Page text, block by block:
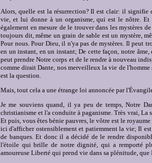
Alors, quelle est la résurrection? Il est clair: il signifie
vie, et lui donne à un organisme, qui est le nôtre. Et
également en mesure de le trouver dans les mystères
toujours dit, même un grain de sable est un mystère,
Pour nous. Pour Dieu, il n'ya pas de mystères. Il peut
en un instant, en un instant; De cette façon, notre
peut prendre Notre corps et de le rendre à nouveau
comme dirait Dante, nos merveilleux la vie de
est la question.
Mais, tout cela a une étrange loi annoncée par
Je me souviens quand, il ya peu de temps, Notre
christianisme et l'a conduite à paganisme. Très vrai,
Et puis, vous êtes bénie pauvres, le vôtre est le
ici d'afficher ostensiblement et patiemment la vie; Il
de banques. Et donc il a décidé de le rendre
l'étoile qui brille de notre dignité, qui a remporté
amoureuse Liberté qui prend vie dans sa plénitude,